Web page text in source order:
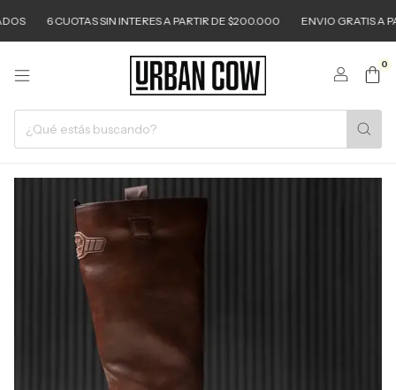
6 CUOTAS SIN INTERES A PARTIR DE $200.000 ENVIO GRATIS A
0